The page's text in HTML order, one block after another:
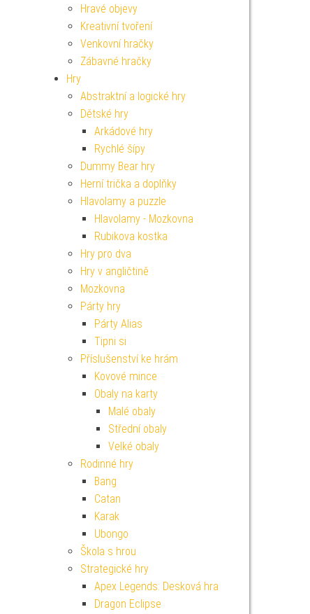
Hravé objevy
Kreativní tvoření
Venkovní hračky
Zábavné hračky
Hry
Abstraktní a logické hry
Dětské hry
Arkádové hry
Rychlé šípy
Dummy Bear hry
Herní trička a doplňky
Hlavolamy a puzzle
Hlavolamy - Mozkovna
Rubikova kostka
Hry pro dva
Hry v angličtině
Mozkovna
Párty hry
Párty Alias
Tipni si
Příslušenství ke hrám
Kovové mince
Obaly na karty
Malé obaly
Střední obaly
Velké obaly
Rodinné hry
Bang
Catan
Karak
Ubongo
Škola s hrou
Strategické hry
Apex Legends: Desková hra
Dragon Eclipse